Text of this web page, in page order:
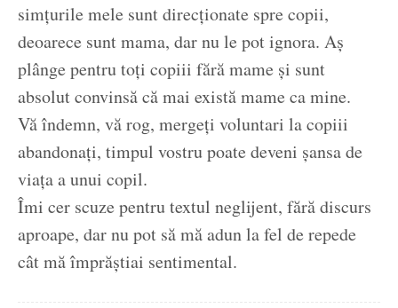
simțurile mele sunt direcționate spre copii,
deoarece sunt mama, dar nu le pot ignora. Aș
plânge pentru toți copiii fără mame și sunt
absolut convinsă că mai există mame ca mine.
Vă îndemn, vă rog, mergeți voluntari la copiii
abandonați, timpul vostru poate deveni șansa de
viața a unui copil.
Îmi cer scuze pentru textul neglijent, fără discurs
aproape, dar nu pot să mă adun la fel de repede
cât mă împrăștiai sentimental.